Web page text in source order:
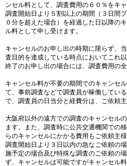
ンセル料として、調査費用の６０％をキ
調査開始日より５割以上の期間（３日間
０分を超えた場合）を経過した日以降の
ル料として申し受けます。
キャンセルのお申し出の時期に限らず、
査目的を達成している時点においてこれ
終了のお申し出の場合には、調査費用の全
キャンセル料が不要の期間でのキャンセ
て、事前調査などで調査員が稼働してい
で、調査員の日当分と経費分は、ご依頼
大阪府以外の遠方での調査のキャンセル
ます。また、調査時に公共交通機関での
らのキャンセルにかかる費用もご依頼主
調査開始日より３日以内の急なご依頼の
施予定の場合及び特殊な調査のご依頼の
ず、キャンセルは可能ですがキャンセル